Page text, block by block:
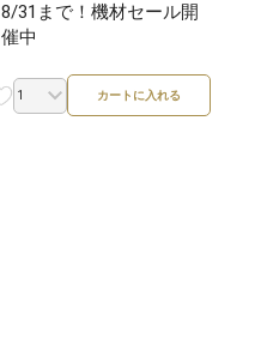
8/31まで！機材セール開
催中
カートに入れる